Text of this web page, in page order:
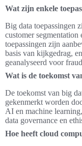
Wat zijn enkele
Big data toepassingen
customer segmentation
toepassingen zijn
basis van kijkgedrag,
geanalyseerd voor
Wat is de toekomst
De toekomst van big
gekenmerkt worden
AI en machine
data governance en
Hoe heeft cloud